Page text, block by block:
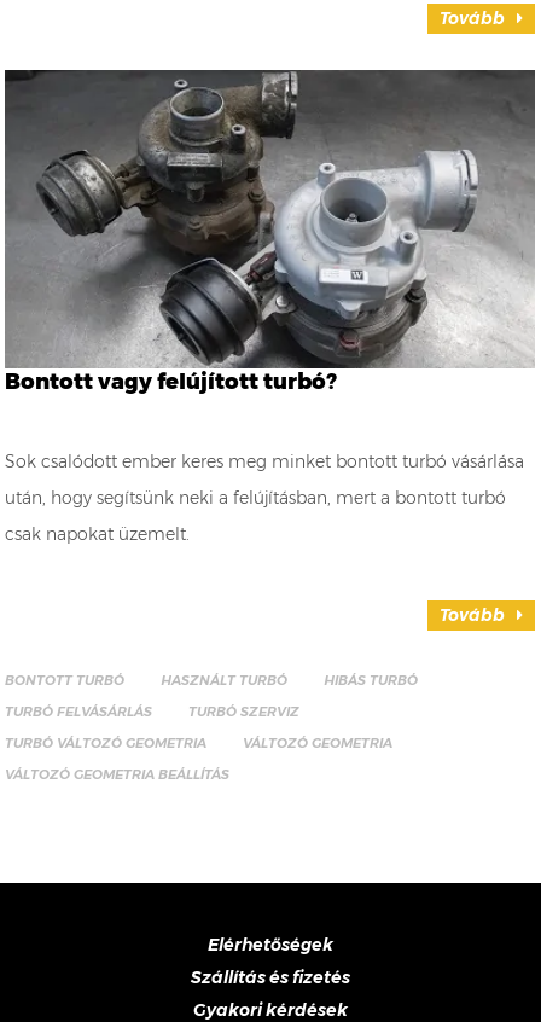
Tovább
Bontott vagy felújított turbó?
Sok csalódott ember keres meg minket bontott turbó vásárlása
után, hogy segítsünk neki a felújításban, mert a bontott turbó
csak napokat üzemelt.
Tovább
BONTOTT TURBÓ HASZNÁLT TURBÓ
HIBÁS TURBÓ
TURBÓ FELVÁSÁRLÁS
TURBÓ SZERVIZ
TURBÓ VÁLTOZÓ GEOMETRIA
VÁLTOZÓ GEOMETRIA
VÁLTOZÓ GEOMETRIA BEÁLLÍTÁS
Elérhetőségek
Szállítás és fizetés
Gyakori kérdések